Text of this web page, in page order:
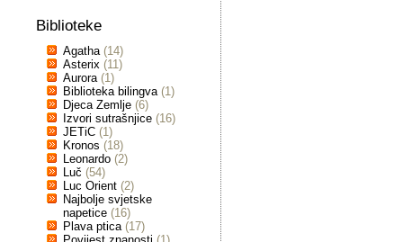
Biblioteke
Agatha (14)
Asterix (11)
Aurora (1)
Biblioteka bilingva (1)
Djeca Zemlje (6)
Izvori sutrašnjice (16)
JETiC (1)
Kronos (18)
Leonardo (2)
Luč (54)
Luc Orient (2)
Najbolje svjetske
napetice (16)
Plava ptica (17)